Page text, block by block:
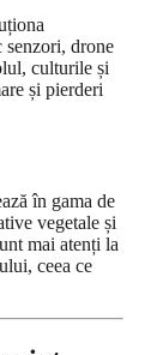
senzori, drone
culturile și
și pierderi
în gama de
vegetale și
mai atenți la
ceea ce